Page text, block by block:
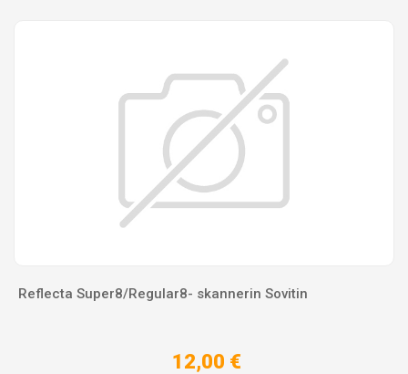
Reflecta Super8/Regular8- skannerin Sovitin
12,00 €